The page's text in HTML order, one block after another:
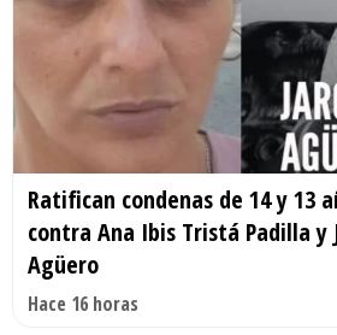
Ratifican condenas de 14 y 13
contra Ana Ibis Tristá Padilla y
Agüero
Hace 16 horas